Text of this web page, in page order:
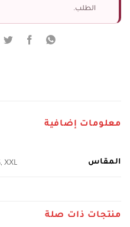
الطلب.
معلومات إضافية
المقاس XXL
منتجات ذات صلة